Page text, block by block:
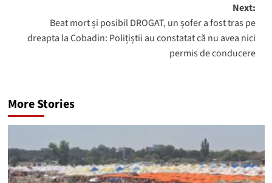
Next:
Beat mort și posibil DROGAT, un șofer a fost tras pe
dreapta la Cobadin: Polițiștii au constatat că nu avea nici
permis de conducere
More Stories